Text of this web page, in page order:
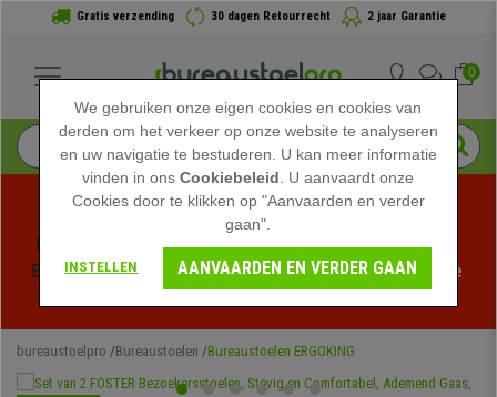
Gratis verzending 30 dagen Retourrecht 2 jaar Garantie
0
Profiteer van de Zomeruitverkoop bij bureaustoelpro!
Exclusieve kortingen voor een beperkte tijd - Bekijk de
bureaustoelpro Bureaustoelen Bureaustoelen ERGOKING
We gebruiken onze eigen cookies en cookies van
derden om het verkeer op onze website te analyseren
en uw navigatie te bestuderen. U kan meer informatie
vinden in onsCookiebeleid . U aanvaardt onze
Cookies door te klikken op "Aanvaarden en verder
gaan".
INSTELLEN AANVAARDEN EN VERDER GAAN